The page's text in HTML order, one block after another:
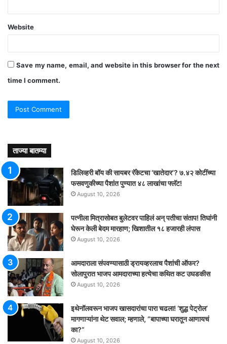
Website
Save my name, email, and website in this browser for the next
time I comment.
ताज्या बातम्या
डिलिव्हरी बॉय की सायबर रॅकेटचा ‘खातेदार’? ७.४२ कोटींच्या
फसवणुकीच्या पैशांत पुण्यात ४८ लाखांचा फ्लॅट!
August 10, 2026
पत्नीला मित्रासोबत बुलेटवर पाहिलं अन् पतीचा संताप! तिघांनी
घेरून केली बेदम मारहाण; खिशातील १८ हजारही लंपास
August 10, 2026
आमदाराला संपवण्यासाठी ड्रायव्हरलाच पैशांची ऑफर?
सोलापुरात भाजप आमदाराच्या हत्येचा कथित कट उघडकीस
August 10, 2026
इथेनॉलवरून भाजप खासदारांचा पारा चढला! ‘शुद्ध पेट्रोल’
मागणाऱ्यांना थेट सवाल; म्हणाले, “बापाच्या घरातून आणायचं
का?”
August 10, 2026